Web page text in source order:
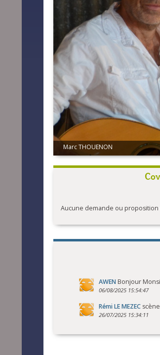
Marc THOUENON
Aucune demande ou
AWEN Bonjour
06/08/2025 15:54:47
Rémi LE MEZEC
26/07/2025 15:34:11